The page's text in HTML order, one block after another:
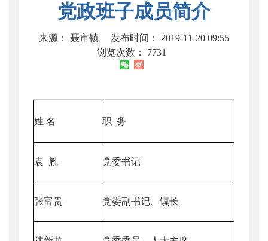
党政班子成员简介
来源： 聂市镇
发布时间： 2019-11-20 09:55
浏览次数： 7731
姓 名 职 务
袁 胤 党委书记
张富贵 党委副书记、镇长